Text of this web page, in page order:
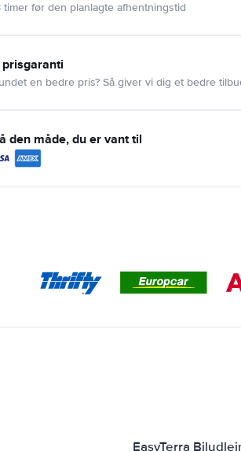
timer før den planlagte afhentningstid
en bedre pris? Så giver vi dig et bedre
den måde, du er vant til
EasyTerra